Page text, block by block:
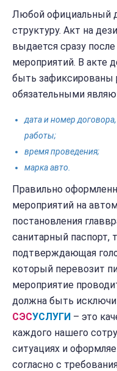
Любой официальный
структуру. Акт на
выдается сразу
мероприятий. В акте
быть зафиксированы
обязательными
дата и номер
работы;
время проведения;
марка авто.
Правильно
мероприятий на
постановления
санитарный паспорт,
подтверждающая
который перевозит
мероприятие
должна быть
СЭСУСЛУГИ – это
каждого нашего
ситуациях и
согласно с